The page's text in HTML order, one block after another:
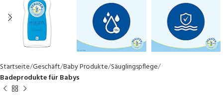
Startseite Geschäft Baby Produkte Säuglingspflege
Badeprodukte für Babys